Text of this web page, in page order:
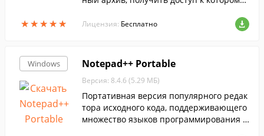
★★★★★
★★★★★
использует надежные алгоритмы шифр
ования, которые обеспечат защиту фай
Лицензия: Бесплатно
Windows Notepad++ Portable
Версия: 8.4.6 (5.29 МБ)
Портативная версия популярного редак
тора исходного кода, поддерживающего
множество языков программирования и